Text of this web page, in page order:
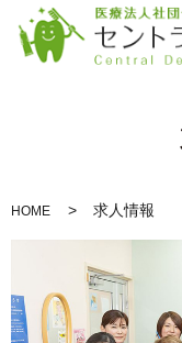
HOME 求人情報